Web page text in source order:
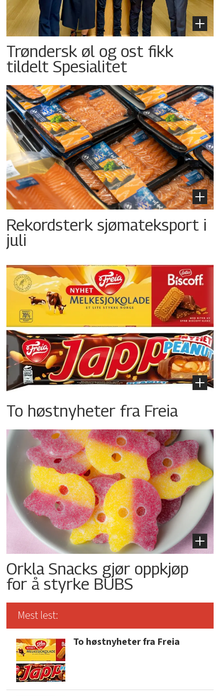
Trøndersk øl og ost fikk
tildelt Spesialitet
Rekordsterk sjømateksport i
juli
To høstnyheter fra Freia
Orkla Snacks gjør oppkjøp
for å styrke BUBS
Mest lest:
To høstnyheter fra Freia